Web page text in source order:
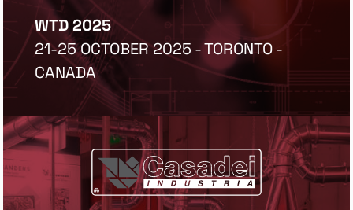
WTD 2025
21-25 OCTOBER 2025 - TORONTO -
CANADA